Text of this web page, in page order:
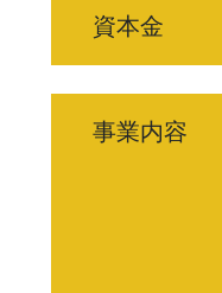
資本金
事業内容